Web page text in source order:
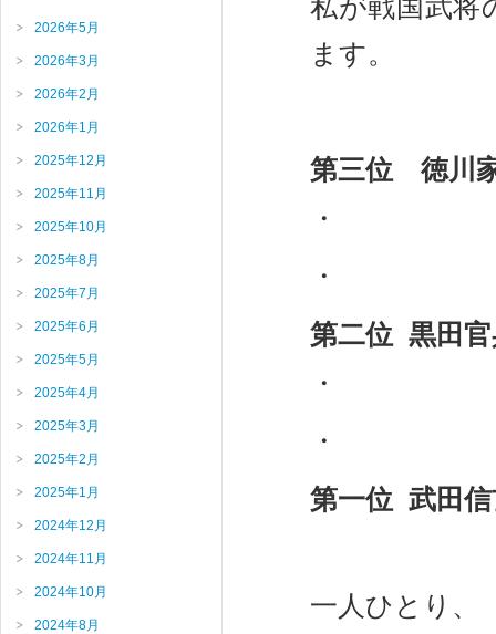
私が戦国武将
ます。
第三位 徳川
・
・
第二位 黒田
・
・
第一位 武田
一人ひとり、
2026年5月
2026年3月
2026年2月
2026年1月
2025年12月
2025年11月
2025年10月
2025年8月
2025年7月
2025年6月
2025年5月
2025年4月
2025年3月
2025年2月
2025年1月
2024年12月
2024年11月
2024年10月
2024年8月